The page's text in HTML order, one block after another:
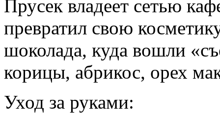
Прусек владеет сетью
превратил свою
шоколада, куда вошли
корицы, абрикос, орех
Уход за руками: